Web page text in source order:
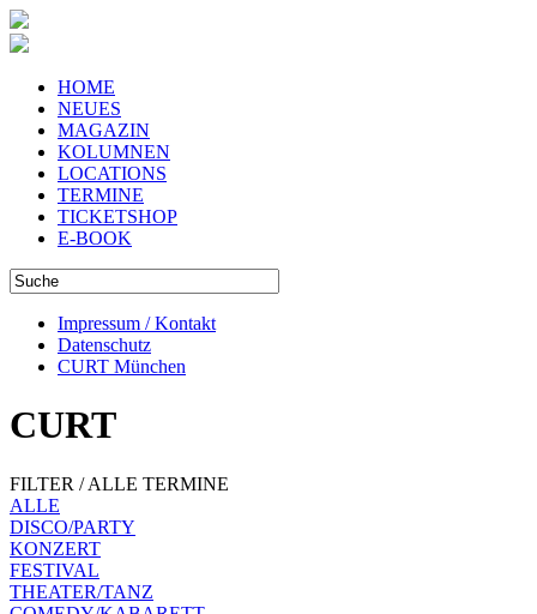
HOME
NEUES
MAGAZIN
KOLUMNEN
LOCATIONS
TERMINE
TICKETSHOP
E-BOOK
Impressum / Kontakt
Datenschutz
CURT München
CURT
FILTER / ALLE TERMINE
ALLE
DISCO/PARTY
KONZERT
FESTIVAL
THEATER/TANZ